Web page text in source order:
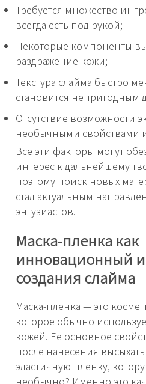
Требуется множество
всегда есть под рукой;
Некоторые компоненты
раздражение кожи;
Текстура слайма быстро
становится непригодным
Отсутствие возможности
необычными свойствами
Все эти факторы могут
интерес к дальнейшему
поэтому поиск новых
стал актуальным
энтузиастов.
Маска-пленка как
инновационный
создания слайма
Маска-пленка — это
которое обычно
кожей. Ее основное
после нанесения
эластичную пленку,
необычно? Именно это